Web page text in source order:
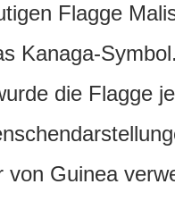
Flagge
Kanaga-
die Flagge
von Guinea